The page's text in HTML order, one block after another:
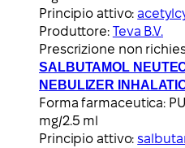
Principio attivo:
Produttore: Teva B.V.
Prescrizione non
SALBUTAMOL
NEBULIZER
Forma farmaceutica:
mg/2.5 ml
Principio attivo: